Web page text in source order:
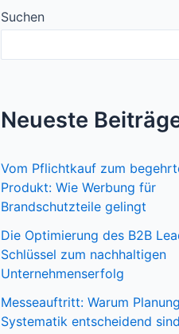
Suchen
Neueste
Vom Pflichtkauf zum
Produkt: Wie Werbung für
Brandschutzteile gelingt
Die Optimierung des B2B
Schlüssel zum nachhaltigen
Unternehmenserfolg
Messeauftritt: Warum
Systematik entscheidend sind